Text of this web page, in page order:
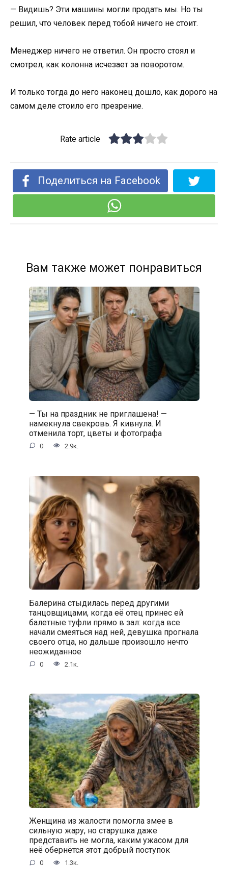
— Видишь? Эти машины могли продать мы. Но ты
решил, что человек перед тобой ничего не стоит.
Менеджер ничего не ответил. Он просто стоял и
смотрел, как колонна исчезает за поворотом.
И только тогда до него наконец дошло, как дорого на
самом деле стоило его презрение.
Rate article
Поделиться на Facebook
Вам также может понравиться
— Ты на праздник не приглашена! —
намекнула свекровь. Я кивнула. И
отменила торт, цветы и фотографа
0 2.9к.
Балерина стыдилась перед другими
танцовщицами, когда её отец принес ей
балетные туфли прямо в зал: когда все
начали смеяться над ней, девушка прогнала
своего отца, но дальше произошло нечто
неожиданное
0 2.1к.
Женщина из жалости помогла змее в
сильную жару, но старушка даже
представить не могла, каким ужасом для
неё обернётся этот добрый поступок
0 1.3к.